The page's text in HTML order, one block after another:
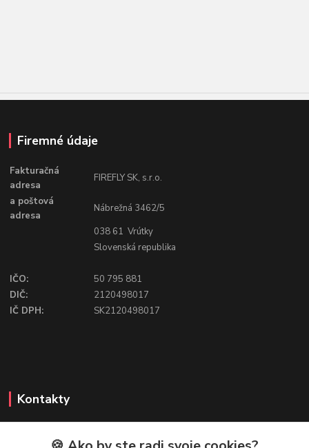
Firemné údaje
Fakturačná
adresa
FIREFLY SK, s.r.o.
a poštová
adresa
Nábrežná 3462/5
038 61 Vrútky
Slovenská republika
IČO:
50 795 881
DIČ:
2120498017
IČ DPH:
SK2120498017
Kontakty